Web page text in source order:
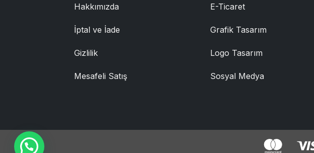
Hakkımızda
İptal ve İade
Gizlilik
Mesafeli Satış
E-Ticaret
Grafik Tasarım
Logo Tasarım
Sosyal Medya